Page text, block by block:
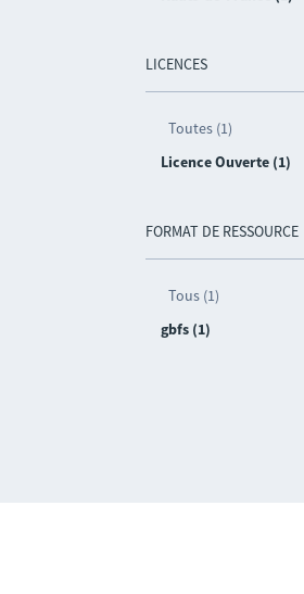
LICENCES
Toutes (1)
Licence Ouverte (1)
FORMAT DE RESSOURCE
Tous (1)
gbfs (1)